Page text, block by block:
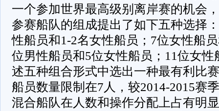
一个参加世界最高级别离岸赛的机会
参赛船队的组成提出了如下五种选择
性船员和1-2名女性船员；7位女性船
位男性船员和5位女性船员；11位女
述五种组合形式中选出一种最有利比
船员数量限制在7人，较2014-2015赛
混合船队在人数和操作分配上占有明